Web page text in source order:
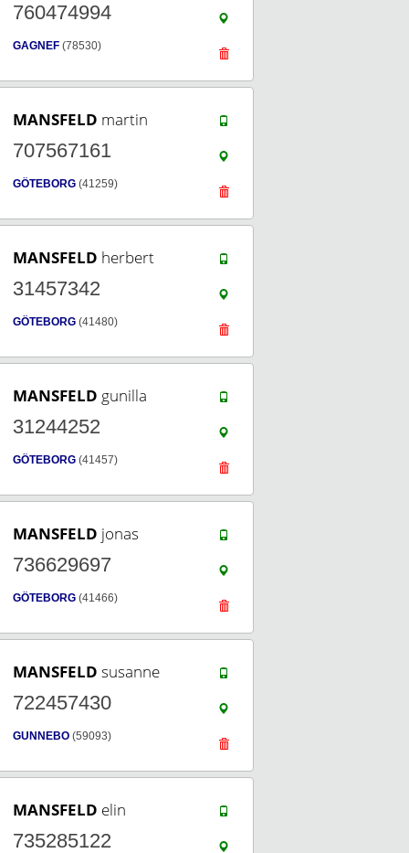
760474994
GAGNEF (78530)
MANSFELD martin
707567161
GÖTEBORG (41259)
MANSFELD herbert
31457342
GÖTEBORG (41480)
MANSFELD gunilla
31244252
GÖTEBORG (41457)
MANSFELD jonas
736629697
GÖTEBORG (41466)
MANSFELD susanne
722457430
GUNNEBO (59093)
MANSFELD elin
735285122